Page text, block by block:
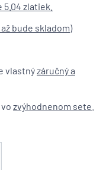
zlatiek.
bude skladom)
vlastnýzáručný a
zvýhodnenom sete